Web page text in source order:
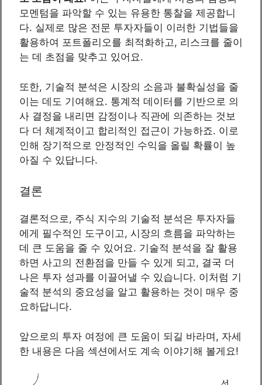
모멘텀을 파악할 수 있는 유용한 통찰을 제공합니
다. 실제로 많은 전문 투자자들이 이러한 기법들을
활용하여 포트폴리오를 최적화하고, 리스크를 줄이
는 데 초점을 맞추고 있어요.
또한, 기술적 분석은 시장의 소음과 불확실성을 줄
이는 데도 기여해요. 통계적 데이터를 기반으로 의
사 결정을 내리면 감정이나 직관에 의존하는 것보
다 더 체계적이고 합리적인 접근이 가능하죠. 이로
인해 장기적으로 안정적인 수익을 올릴 확률이 높
아질 수 있답니다.
결론
결론적으로, 주식 지수의 기술적 분석은 투자자들
에게 필수적인 도구이고, 시장의 흐름을 파악하는
데 큰 도움을 줄 수 있어요. 기술적 분석을 잘 활용
하면 사고의 전환점을 만들 수 있게 되고, 결국 더
나은 투자 성과를 이끌어낼 수 있습니다. 이처럼 기
술적 분석의 중요성을 알고 활용하는 것이 매우 중
요하답니다.
앞으로의 투자 여정에 큰 도움이 되길 바라며, 자세
한 내용은 다음 섹션에서도 계속 이야기해 볼게요!